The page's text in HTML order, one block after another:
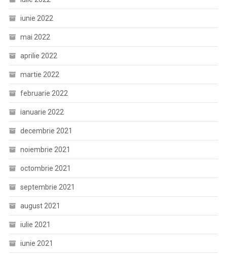
iunie 2022
mai 2022
aprilie 2022
martie 2022
februarie 2022
ianuarie 2022
decembrie 2021
noiembrie 2021
octombrie 2021
septembrie 2021
august 2021
iulie 2021
iunie 2021